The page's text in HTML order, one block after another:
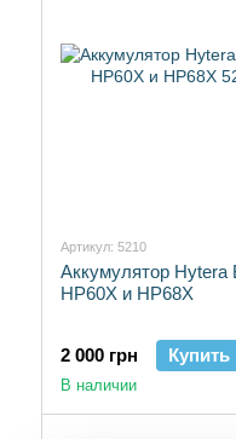
Артикул: 5210
Аккумулятор Hytera
HP60X и HP68X
2 000 грн Купить
В наличии